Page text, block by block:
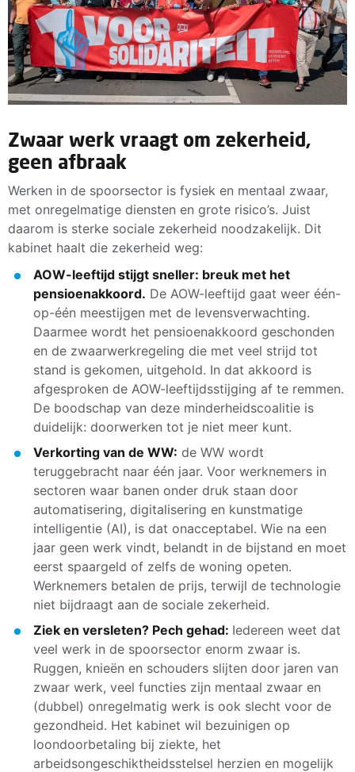
Zwaar werk vraagt om zekerheid,
geen afbraak
Werken in de spoorsector is fysiek en mentaal zwaar,
met onregelmatige diensten en grote risico’s. Juist
daarom is sterke sociale zekerheid noodzakelijk. Dit
kabinet haalt die zekerheid weg:
AOW-leeftijd stijgt sneller: breuk met het
pensioenakkoord. De AOW-leeftijd gaat weer één-
op-één meestijgen met de levensverwachting.
Daarmee wordt het pensioenakkoord geschonden
en de zwaarwerkregeling die met veel strijd tot
stand is gekomen, uitgehold. In dat akkoord is
afgesproken de AOW-leeftijdsstijging af te remmen.
De boodschap van deze minderheidscoalitie is
duidelijk: doorwerken tot je niet meer kunt.
Verkorting van de WW: de WW wordt
teruggebracht naar één jaar. Voor werknemers in
sectoren waar banen onder druk staan door
automatisering, digitalisering en kunstmatige
intelligentie (AI), is dat onacceptabel. Wie na een
jaar geen werk vindt, belandt in de bijstand en moet
eerst spaargeld of zelfs de woning opeten.
Werknemers betalen de prijs, terwijl de technologie
niet bijdraagt aan de sociale zekerheid.
Ziek en versleten? Pech gehad: Iedereen weet dat
veel werk in de spoorsector enorm zwaar is.
Ruggen, knieën en schouders slijten door jaren van
zwaar werk, veel functies zijn mentaal zwaar en
(dubbel) onregelmatig werk is ook slecht voor de
gezondheid. Het kabinet wil bezuinigen op
loondoorbetaling bij ziekte, het
arbeidsongeschiktheidsstelsel herzien en mogelijk